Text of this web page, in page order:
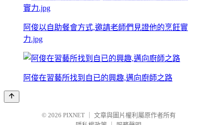
阿俊以自助餐會方式,邀請老師們見證他的烹飪實
力.jpg
阿俊在習藝所找到自已的興趣,邁向廚師之路
© 2026 PIXNET
文章與圖片權利屬原作者所有